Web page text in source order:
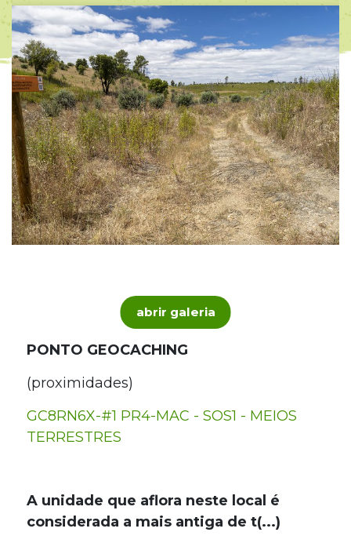
abrir galeria
PONTO GEOCACHING
(proximidades)
GC8RN6X-#1 PR4-MAC - SOS1 - MEIOS
TERRESTRES
A unidade que aflora neste local é
considerada a mais antiga de t(...)